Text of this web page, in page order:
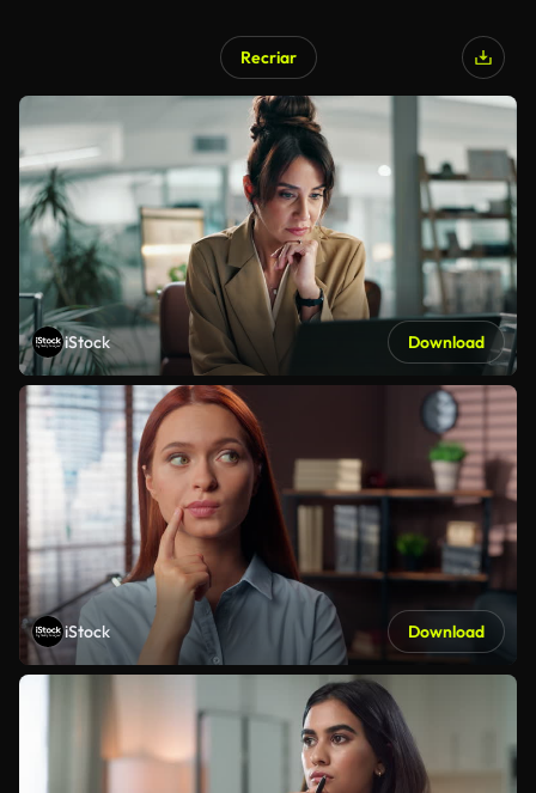
Recriar
iStock Download
iStock Download